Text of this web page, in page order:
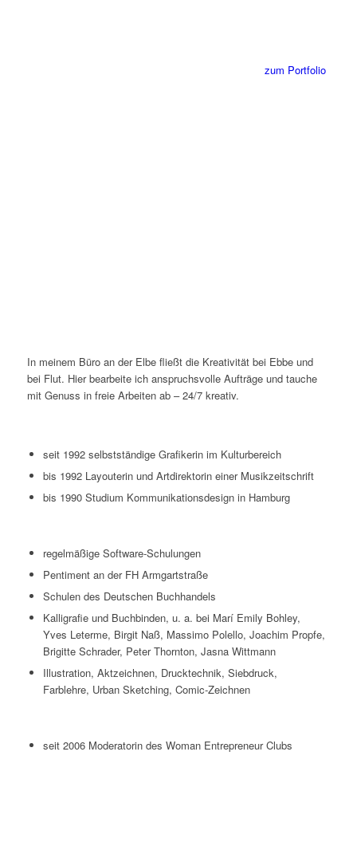
zum Portfolio
In meinem Büro an der Elbe fließt die Kreativität bei Ebbe und
bei Flut. Hier bearbeite ich anspruchsvolle Aufträge und tauche
mit Genuss in freie Arbeiten ab – 24/7 kreativ.
seit 1992 selbstständige Grafikerin im Kulturbereich
bis 1992 Layouterin und Artdirektorin einer Musikzeitschrift
bis 1990 Studium Kommunikationsdesign in Hamburg
regelmäßige Software-Schulungen
Pentiment an der FH Armgartstraße
Schulen des Deutschen Buchhandels
Kalligrafie und Buchbinden, u. a. bei Marí Emily Bohley,
Yves Leterme, Birgit Naß, Massimo Polello, Joachim Propfe,
Brigitte Schrader, Peter Thornton, Jasna Wittmann
Illustration, Aktzeichnen, Drucktechnik, Siebdruck,
Farblehre, Urban Sketching, Comic-Zeichnen
seit 2006 Moderatorin des Woman Entrepreneur Clubs